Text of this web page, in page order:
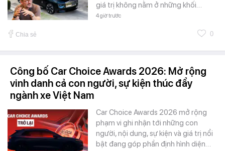
giá trị không nằm ở những khối…
4 giờ trước
Chia sẻ 0
Công bố Car Choice Awards 2026: Mở rộng
vinh danh cả con người, sự kiện thúc đẩy
ngành xe Việt Nam
Car Choice Awards 2026 mở rộng
phạm vi ghi nhận tới những con
người, nội dung, sự kiện và giá trị nổi
bật đang góp phần định hình diện…